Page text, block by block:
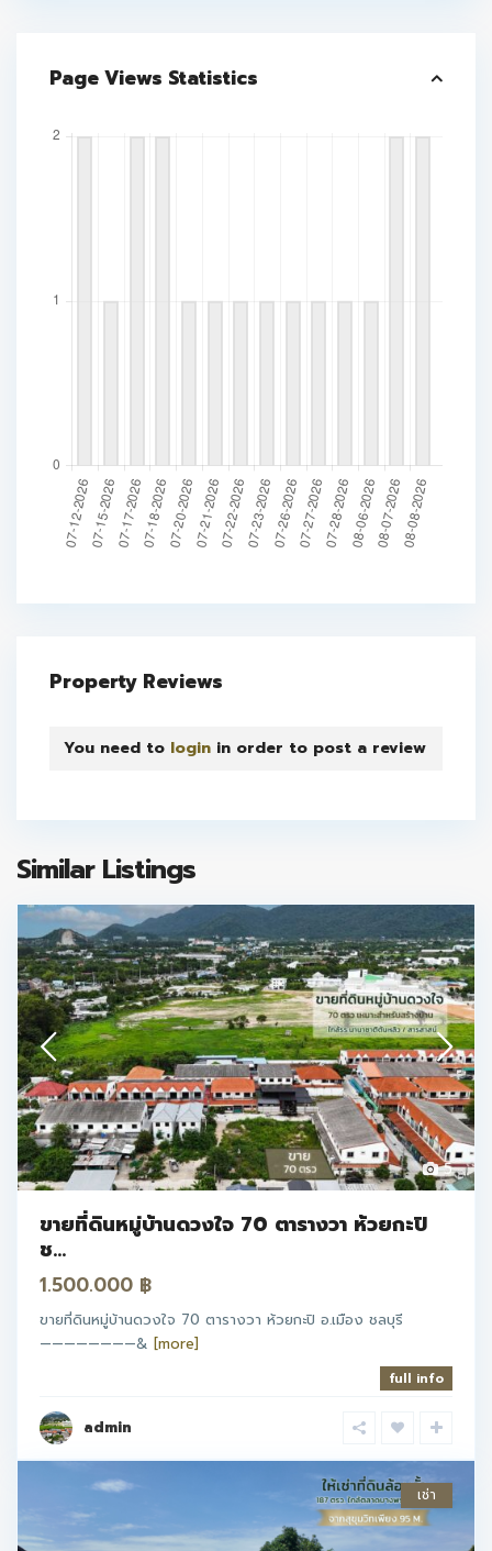
Page Views Statistics
Property Reviews
You need to login in order to post a review
Similar Listings
5
ขายที่ดินหมู่บ้านดวงใจ 70 ตารางวา ห้วยกะปิ
ช...
1.500.000 ฿
ขายที่ดินหมู่บ้านดวงใจ 70 ตารางวา ห้วยกะปิ อ.เมือง ชลบุรี
————————& [more]
full info
admin
เช่า